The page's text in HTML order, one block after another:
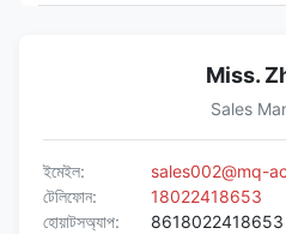
Miss.
Sales
ইমেইল:
sales002@mq-
টেলিফোন:
18022418653
হোয়াটসঅ্যাপ:
8618022418653